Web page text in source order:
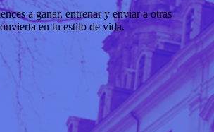
a ganar, entrenar y enviar a otras
en tu estilo de vida.